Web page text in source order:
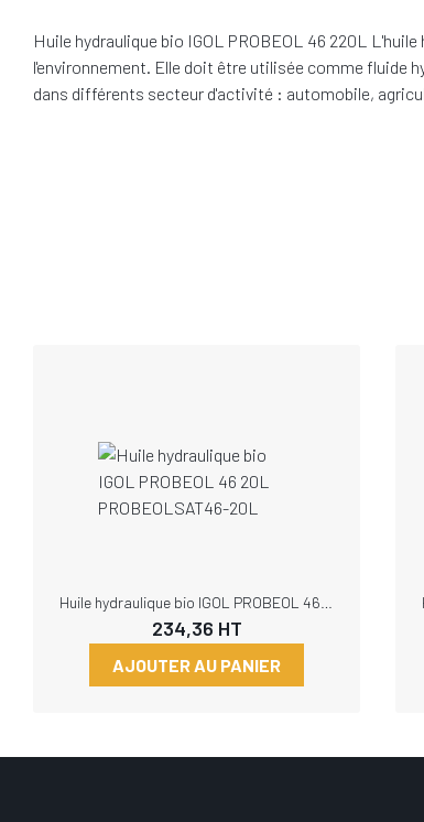
Huile hydraulique bio IGOL PROBEOL 46 220L
l'environnement. Elle doit être utilisée comme fluide
dans différents secteur d'activité : automobile,
234,36 HT
AJOUTER AU PANIER